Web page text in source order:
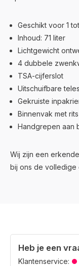
Geschikt voor 1
Inhoud: 71 liter
Lichtgewicht
4 dubbele
TSA-cijferslot
Uitschuifbare
Gekruiste
Binnenvak met
Handgrepen aan
Wij zijn een
bij ons de volledige
Heb je een
Klantenservice: